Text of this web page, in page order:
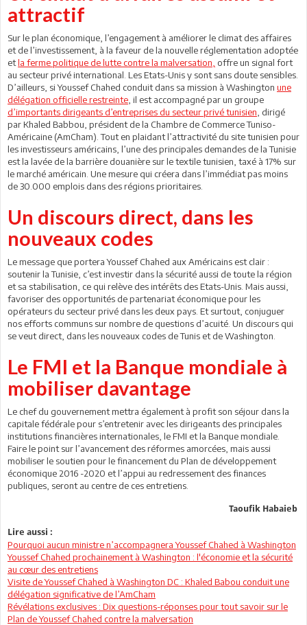
attractif
Sur le plan économique, l’engagement à améliorer le climat des affaires
et de l’investissement, à la faveur de la nouvelle réglementation adoptée
etla ferme politique de lutte contre la malversation, offre un signal fort
au secteur privé international. Les Etats-Unis y sont sans doute sensibles.
D’ailleurs, si Youssef Chahed conduit dans sa mission à Washington une
délégation officielle restreinte , il est accompagné par un groupe
d’importants dirigeants d’entreprises du secteur privé tunisien , dirigé
par Khaled Babbou, président de la Chambre de Commerce Tuniso-
Américaine (AmCham). Tout en plaidant l’attractivité du site tunisien pour
les investisseurs américains, l’une des principales demandes de la Tunisie
est la lavée de la barrière douanière sur le textile tunisien, taxé à 17% sur
le marché américain. Une mesure qui créera dans l’immédiat pas moins
de 30.000 emplois dans des régions prioritaires.
Un discours direct, dans les
nouveaux codes
Le message que portera Youssef Chahed aux Américains est clair :
soutenir la Tunisie, c’est investir dans la sécurité aussi de toute la région
et sa stabilisation, ce qui relève des intérêts des Etats-Unis. Mais aussi,
favoriser des opportunités de partenariat économique pour les
opérateurs du secteur privé dans les deux pays. Et surtout, conjuguer
nos efforts communs sur nombre de questions d’acuité. Un discours qui
se veut direct, dans les nouveaux codes de Tunis et de Washington.
Le FMI et la Banque mondiale à
mobiliser davantage
Le chef du gouvernement mettra également à profit son séjour dans la
capitale fédérale pour s’entretenir avec les dirigeants des principales
institutions financières internationales, le FMI et la Banque mondiale.
Faire le point sur l’avancement des réformes amorcées, mais aussi
mobiliser le soutien pour le financement du Plan de développement
économique 2016 -2020 et l’appui au redressement des finances
publiques, seront au centre de ces entretiens.
Taoufik Habaieb
Lire aussi :
Pourquoi aucun ministre n’accompagnera Youssef Chahed à Washington
Youssef Chahed prochainement à Washington : l'économie et la sécurité
au cœur des entretiens
Visite de Youssef Chahed à Washington DC : Khaled Babou conduit une
délégation significative de l’AmCham
Révélations exclusives : Dix questions-réponses pour tout savoir sur le
Plan de Youssef Chahed contre la malversation